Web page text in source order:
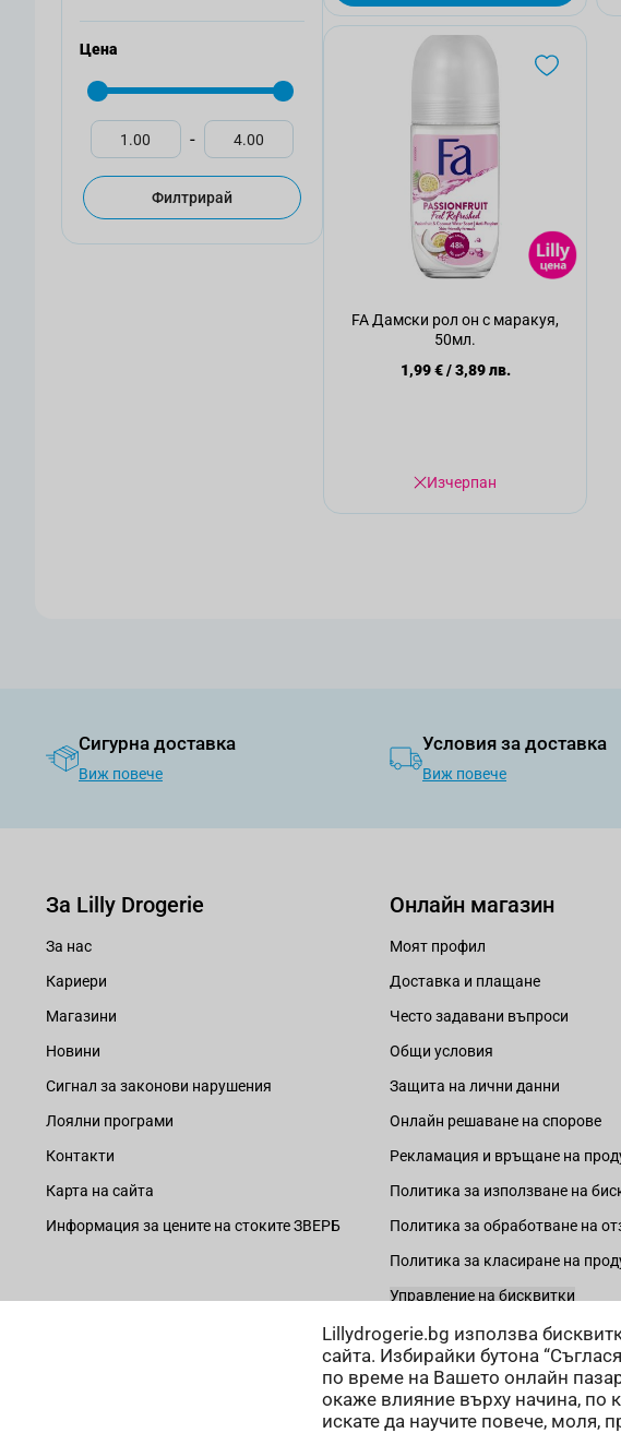
Lillydrogerie.bg използва
сайта. Избирайки бутона
по време на Вашето онлайн
окаже влияние върху начина, по
искате да научите повече, моля,
Цена
-
Филтрирай
FA Дамски рол он с маракуя,
50мл.
1,99 €/3,89 лв.
Изчерпан
Сигурна доставка
Виж повече
Условия за доставка
Виж повече
За Lilly Drogerie
За нас
Кариери
Магазини
Новини
Сигнал за законови нарушения
Лоялни програми
Контакти
Карта на сайта
Информация за цените на стоките ЗВЕРБ
Онлайн магазин
Моят профил
Доставка и плащане
Често задавани въпроси
Общи условия
Защита на лични данни
Онлайн решаване на спорове
Рекламация и връщане на
Политика за използване на
Политика за обработване на
Политика за класиране на
Управление на бисквитки